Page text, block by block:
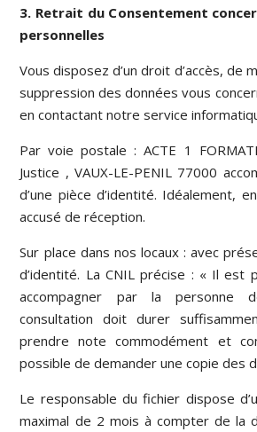
3. Retrait du Consentement
personnelles
Vous disposez d’un droit d’accès, de
suppression des données vous
en contactant notre service
Par voie postale : ACTE 1
Justice , VAUX-LE-PENIL 77000
d’une pièce d’identité. Idéalement,
accusé de réception.
Sur place dans nos locaux : avec
d’identité. La CNIL précise : « Il est
accompagner par la personne
consultation doit durer
prendre note commodément et
possible de demander une copie des
Le responsable du fichier dispose
maximal de 2 mois à compter de la